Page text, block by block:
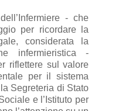
- che
per ricordare la
considerata la
infermieristica -
riflettere sul valore
per il sistema
Segreteria di Stato
e l’Istituto per